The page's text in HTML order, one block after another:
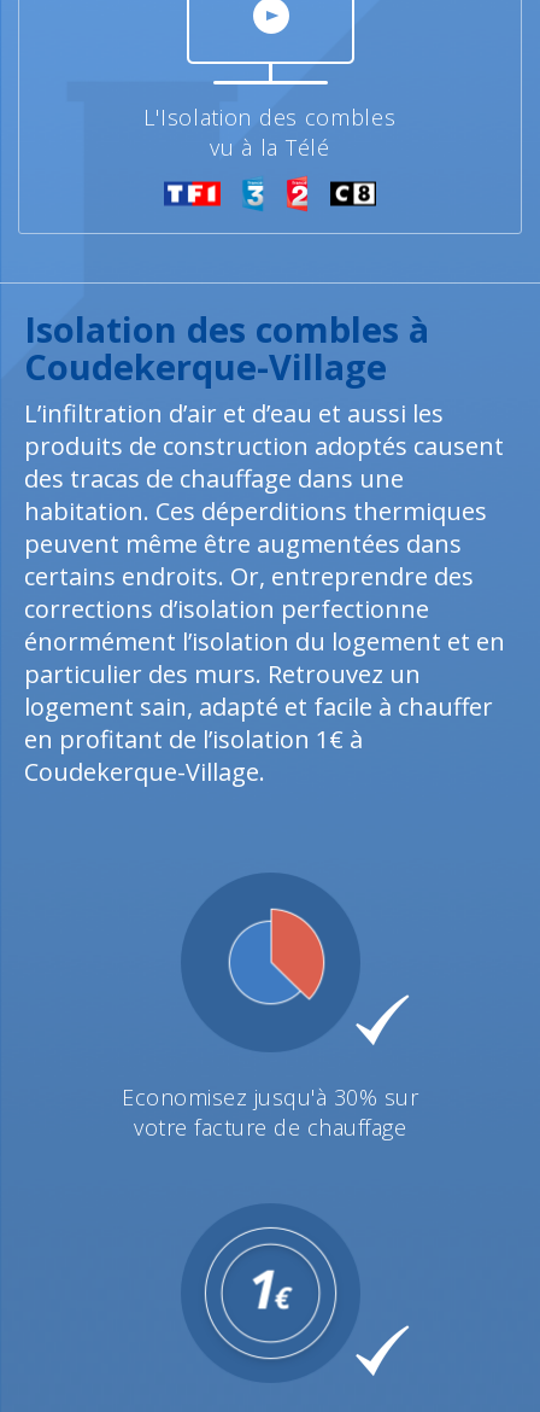
L'Isolation des combles
vu à la Télé
Isolation des combles à
Coudekerque-Village
L’infiltration d’air et d’eau et aussi les
produits de construction adoptés causent
des tracas de chauffage dans une
habitation. Ces déperditions thermiques
peuvent même être augmentées dans
certains endroits. Or, entreprendre des
corrections d’isolation perfectionne
énormément l’isolation du logement et en
particulier des murs. Retrouvez un
logement sain, adapté et facile à chauffer
en profitant de l’isolation 1€ à
Coudekerque-Village.
Economisez jusqu'à 30% sur
votre facture de chauffage